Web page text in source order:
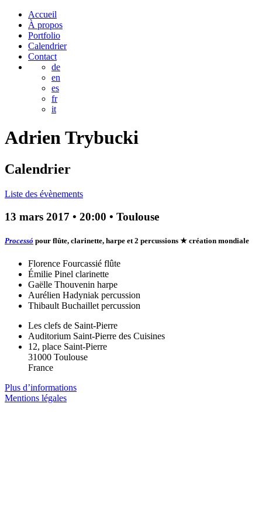
Accueil
À propos
Portfolio
Calendrier
Contact
de
en
es
fr
it
AdrienTrybucki
Calendrier
Liste des évènements
13 mars 2017 • 20:00 • Toulouse
Processó pour flûte, clarinette, harpe et 2 percussions ★ création mondiale
Florence Fourcassié flûte
Émilie Pinel clarinette
Gaëlle Thouvenin harpe
Aurélien Hadyniak percussion
Thibault Buchaillet percussion
Les clefs de Saint-Pierre
Auditorium Saint-Pierre des Cuisines
12, place Saint-Pierre
31000 Toulouse
France
Plus d’informations
Mentions légales